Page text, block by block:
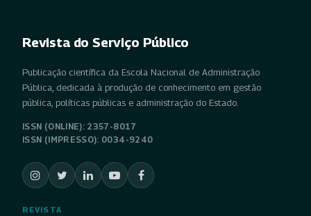
Revista do Serviço Público
Publicação científica da Escola Nacional de Administração
Pública, dedicada à produção de conhecimento em gestão
pública, políticas públicas e administração do Estado.
ISSN (ONLINE): 2357-8017
ISSN (IMPRESSO): 0034-9240
REVISTA